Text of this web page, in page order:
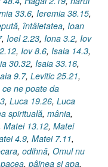
33.6, Ieremia 38.15,
, întâietatea, Ioan
, Ioel 2.23, Iona 3.2, Iov
, Iov 8.6, Isaia 14.3,
30.32, Isaia 33.16,
9.7, Levitic 25.21,
ne poate da
, Luca 19.26, Luca
spirituală, mânia,
Matei 13.12, Matei
4.9, Matei 7.11,
, odihnă, Omul nu
pacea, pâinea şi apa,